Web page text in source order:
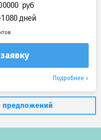
080 дней
Подробнее
предложений